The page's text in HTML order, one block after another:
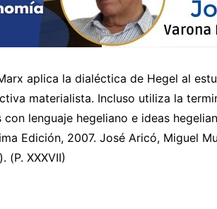
aplica la dialéctica de Hegel al
materialista. Incluso utiliza la
con lenguaje hegeliano e ideas
Edición, 2007. José Aricó, Miguel
(P. XXXVII)